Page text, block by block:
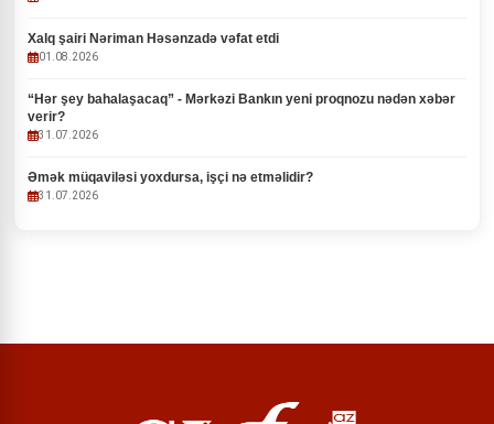
Xalq şairi Nəriman Həsənzadə vəfat etdi
01.08.2026
“Hər şey bahalaşacaq” - Mərkəzi Bankın yeni proqnozu nədən xəbər
verir?
31.07.2026
Əmək müqaviləsi yoxdursa, işçi nə etməlidir?
31.07.2026